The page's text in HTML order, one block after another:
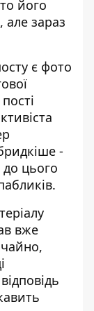
його
але зараз
є фото
-
цього
вже